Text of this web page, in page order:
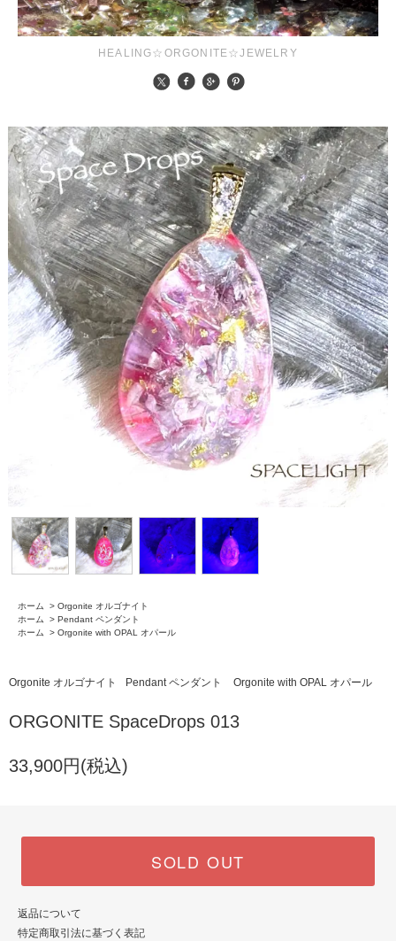
HEALING☆ORGONITE☆JEWELRY
ホーム > Orgonite オルゴナイト
ホーム
> Pendant ペンダント
ホーム
> Orgonite with OPAL オパール
Orgonite オルゴナイト Pendant ペンダント Orgonite with OPAL オパール
ORGONITE SpaceDrops 013
33,900円(税込)
SOLD OUT
返品について
特定商取引法に基づく表記